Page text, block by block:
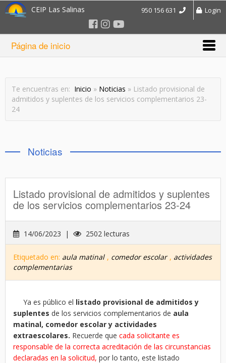
CEIP Las Salinas Login
950 156 631
Página de inicio
Te encuentras en: Inicio » Noticias » Listado provisional de
admitidos y suplentes de los servicios complementarios 23-
24
Noticias
Listado provisional de admitidos y suplentes
de los servicios complementarios 23-24
14/06/2023 | 2502 lecturas
Etiquetado en: aula matinal , comedor escolar , actividades
complementarias
Ya es público el listado provisional de admitidos y
suplentes de los servicios complementarios de aula
matinal, comedor escolar y actividades
extraescolares. Recuerde que cada solicitante es
responsable de la correcta acreditación de las circunstancias
declaradas en la solicitud, por lo tanto, este listado